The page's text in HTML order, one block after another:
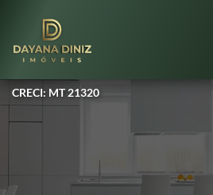
CRECI: MT 21320